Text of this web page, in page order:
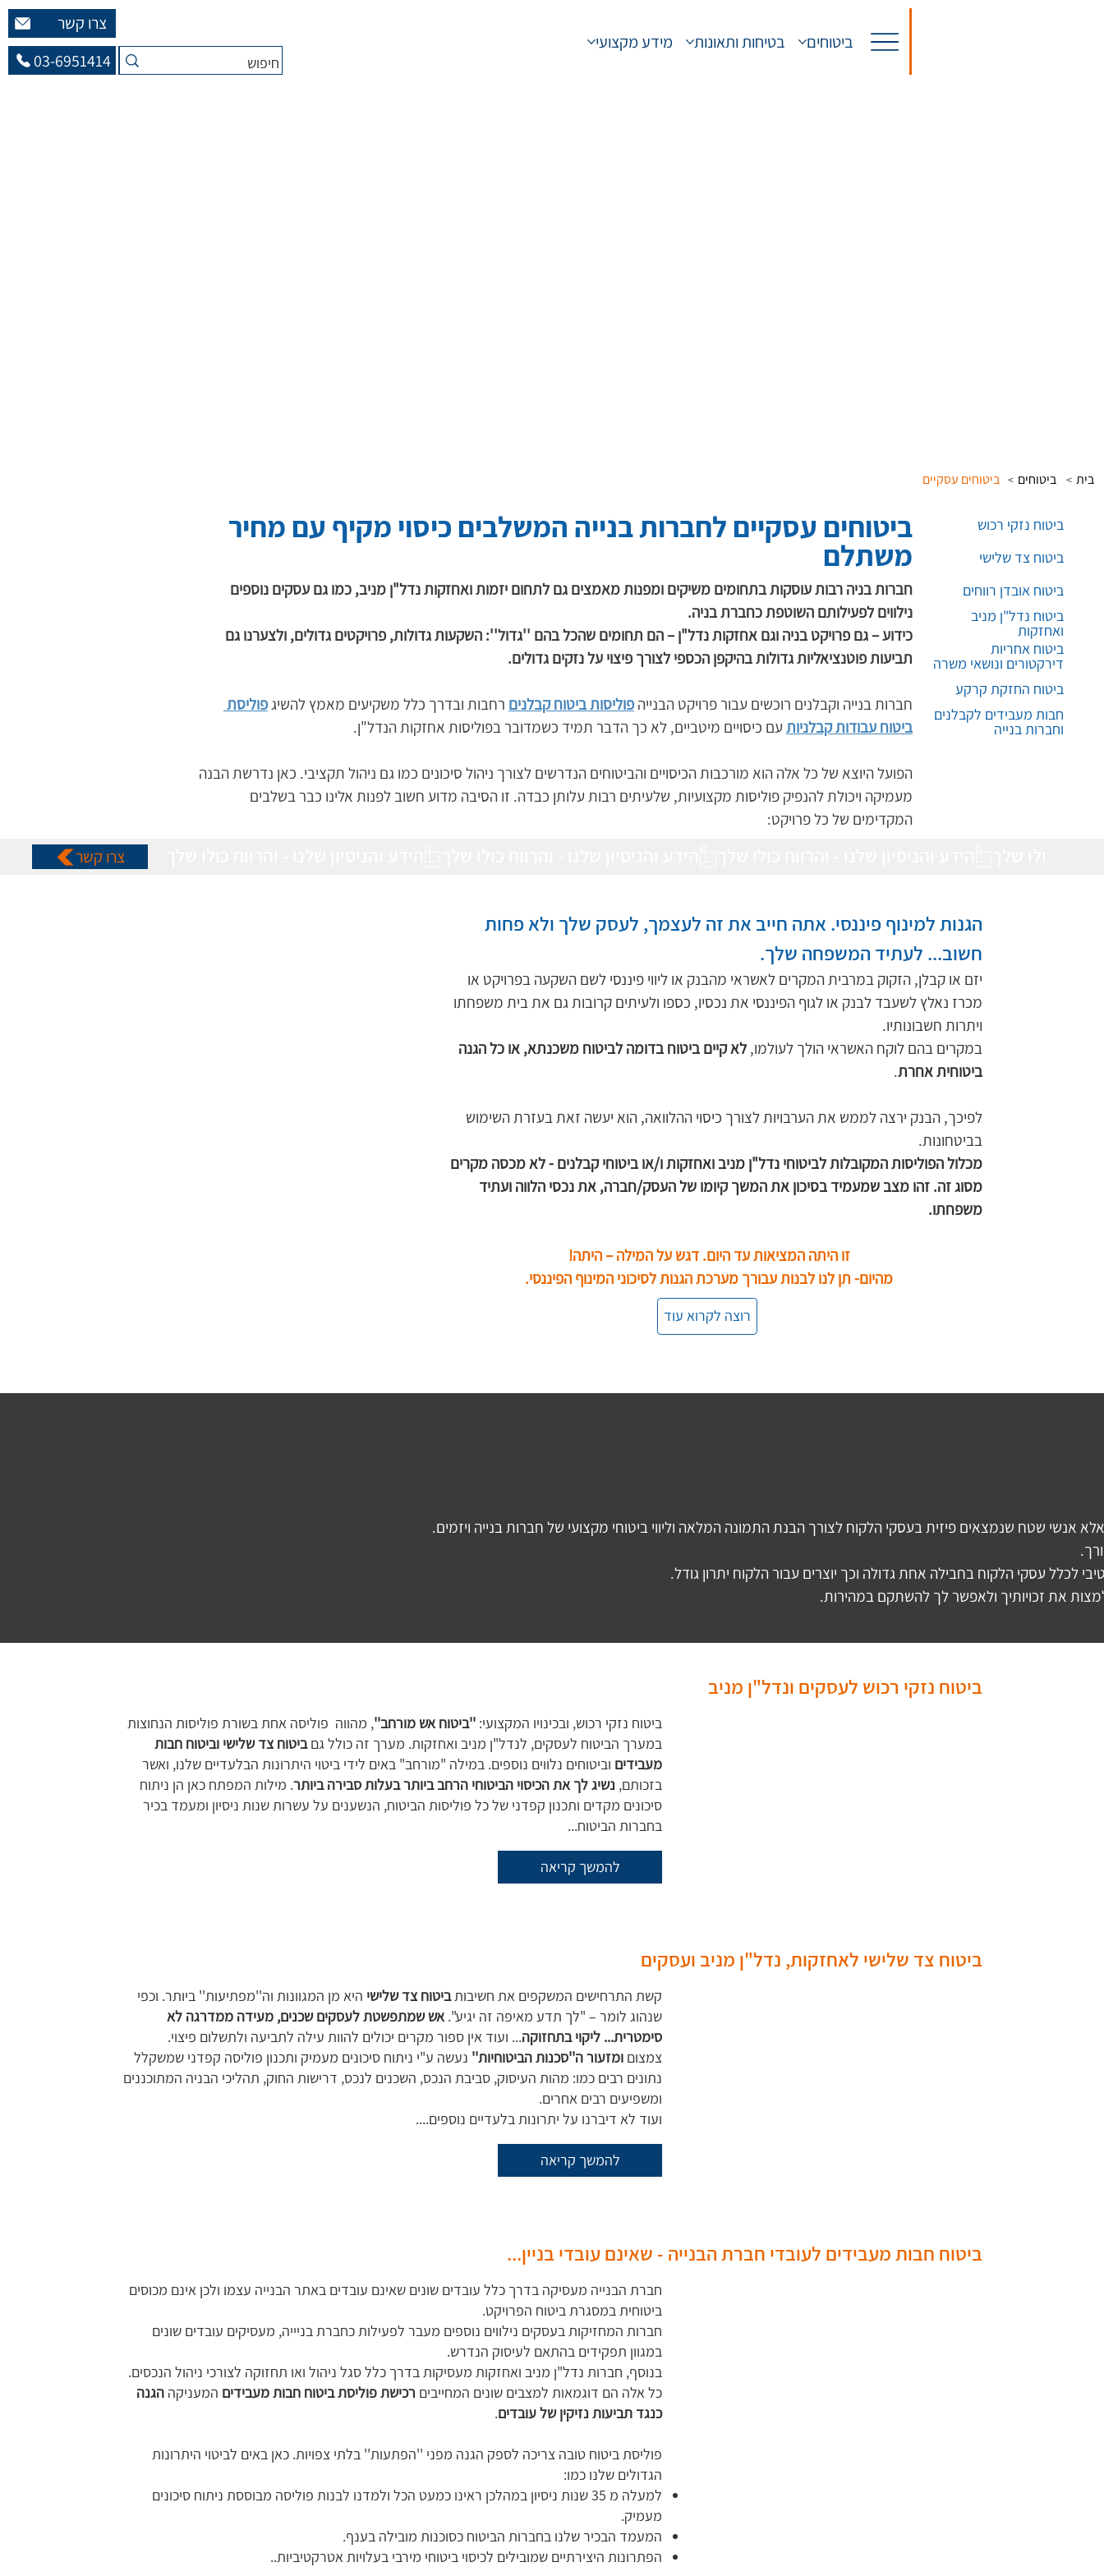
צרו קשר
03-6951414
ביטוחים בטיחות ותאונות מידע מקצועי
חברות בניה רבות עוסקות בתחומים משיקים ומפנות מאמצים גם לתחום יזמות ואחזקות נדל"ן מניב, כמו גם עסקים נוספים
נילווים לפעילותם השוטפת כחברת בניה.
כידוע – גם פרויקט בניה וגם אחזקות נדל"ן – הם תחומים שהכל בהם ''גדול'': השקעות גדולות, פרויקטים גדולים, ולצערנו גם
תביעות פוטנציאליות גדולות בהיקפן הכספי לצורך פיצוי על נזקים גדולים.
חברות בנייה וקבלנים רוכשים עבור פרויקט הבנייה פוליסות ביטוח קבלנים רחבות ובדרך כלל משקיעים מאמץ להשיגפוליסת
ביטוח עבודות קבלניות עם כיסויים מיטביים, לא כך הדבר תמיד כשמדובר בפוליסות אחזקות הנדל"ן.
הפועל היוצא של כל אלה הוא מורכבות הכיסויים והביטוחים הנדרשים לצורך ניהול סיכונים כמו גם ניהול תקציבי. כאן נדרשת הבנה
מעמיקה ויכולת להנפיק פוליסות מקצועיות, שלעיתים רבות עלותן כבדה. זו הסיבה מדוע חשוב לפנות אלינו כבר בשלבים
המקדימים של כל פרויקט:
ביטוחים עסקיים לחברות בנייה המשלבים כיסוי מקיף עם מחיר
משתלם
ביטוח נזקי רכוש
ביטוח צד שלישי
ביטוח אובדן רווחים
ביטוח נדל"ן מניב
ואחזקות
ביטוח אחריות
דירקטורים ונושאי משרה
ביטוח החזקת קרקע
חבות מעבידים לקבלנים
וחברות בנייה
צרו קשר
רוצה לקרוא עוד
הגנות למינוף פיננסי. אתה חייב את זה לעצמך, לעסק שלך ולא פחות
חשוב... לעתיד המשפחה שלך.
יזם או קבלן, הזקוק במרבית המקרים לאשראי מהבנק או ליווי פיננסי לשם השקעה בפרויקט או
מכרז נאלץ לשעבד לבנק או לגוף הפיננסי את נכסיו, כספו ולעיתים קרובות גם את בית משפחתו
ויתרות חשבונותיו.
במקרים בהם לוקח האשראי הולך לעולמו, לא קיים ביטוח בדומה לביטוח משכנתא, או כל הגנה
ביטוחית אחרת.
לפיכך, הבנק ירצה לממש את הערבויות לצורך כיסוי ההלוואה, הוא יעשה זאת בעזרת השימוש
בביטחונות.
מכלול הפוליסות המקובלות לביטוחי נדל"ן מניב ואחזקות ו/או ביטוחי קבלנים - לא מכסה מקרים
מסוג זה. זהו מצב שמעמיד בסיכון את המשך קיומו של העסק/חברה, את נכסי הלווה ועתיד
משפחתו.
זו היתה המציאות עד היום. דגש על המילה – היתה!
מהיום- תן לנו לבנות עבורך מערכת הגנות לסיכוני המינוף הפיננסי.
לכלל עסקי הלקוח בחבילה אחת גדולה וכך יוצרים עבור הלקוח יתרון גודל.
למצות את זכויותיך ולאפשר לך להשתקם במהירות.
ביטוח נזקי רכוש לעסקים ונדל"ן מניב
ביטוח נזקי רכוש, ובכינויו המקצועי: ''ביטוח אש מורחב'', מהווה פוליסה אחת בשורת פוליסות הנחוצות
במערך הביטוח לעסקים, לנדל"ן מניב ואחזקות. מערך זה כולל גםביטוח צד שלישי וביטוח חבות
מעבידים וביטוחים נלווים נוספים. במילה "מורחב" באים לידי ביטוי היתרונות הבלעדיים שלנו, ואשר
בזכותם, נשיג לך את הכיסוי הביטוחי הרחב ביותר בעלות סבירה ביותר. מילות המפתח כאן הן ניתוח
סיכונים מקדים ותכנון קפדני של כל פוליסות הביטוח, הנשענים על עשרות שנות ניסיון ומעמד בכיר
בחברות הביטוח...
להמשך קריאה
ביטוח צד שלישי לאחזקות, נדל"ן מניב ועסקים
קשת התרחישים המשקפים את חשיבותביטוח צד שלישי היא מן המגוונות וה''מפתיעות'' ביותר. וכפי
שנהוג לומר – "לך תדע מאיפה זה יגיע".אש שמתפשטת לעסקים שכנים, מעידה ממדרגה לא
סימטרית... ליקוי בתחזוקה... ועוד אין ספור מקרים יכולים להוות עילה לתביעה ולתשלום פיצוי.
צמצום ומזעור ה''סכנות הביטוחיות'' נעשה ע"י ניתוח סיכונים מעמיק ותכנון פוליסה קפדני שמשקלל
נתונים רבים כמו: מהות העיסוק, סביבת הנכס, השכנים לנכס, דרישות החוק, תהליכי הבניה המתוכננים
ומשפיעים רבים אחרים.
ועוד לא דיברנו על יתרונות בלעדיים נוספים....
להמשך קריאה
ביטוח חבות מעבידים לעובדי חברת הבנייה - שאינם עובדי בניין...
חברת הבנייה מעסיקה בדרך כלל עובדים שונים שאינם עובדים באתר הבנייה עצמו ולכן אינם מכוסים
ביטוחית במסגרת ביטוח הפרויקט.
חברות המחזיקות בעסקים נילווים נוספים מעבר לפעילות כחברת בניייה, מעסיקים עובדים שונים
במגוון תפקידים בהתאם לעיסוק הנדרש.
בנוסף, חברות נדל"ן מניב ואחזקות מעסיקות בדרך כלל סגל ניהול ואו תחזוקה לצורכי ניהול הנכסים.
כל אלה הם דוגמאות למצבים שונים המחייבים רכישת פוליסת ביטוח חבות מעבידים המעניקה הגנה
כנגד תביעות נזיקין של עובדים.
פוליסת ביטוח טובה צריכה לספק הגנה מפני ''הפתעות'' בלתי צפויות. כאן באים לביטוי היתרונות
הגדולים שלנו כמו:
למעלה מ 35 שנות ניסיון במהלכן ראינו כמעט הכל ולמדנו לבנות פוליסה מבוססת ניתוח סיכונים
מעמיק.
המעמד הבכיר שלנו בחברות הביטוח כסוכנות מובילה בענף.
הפתרונות היצירתיים שמובילים לכיסוי ביטוחי מירבי בעלויות אטרקטיביות..
בית > ביטוחים > ביטוחים עסקיים